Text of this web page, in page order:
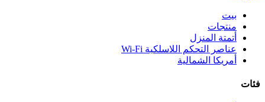
بيت
منتجات
أتمتة المنزل
عناصر التحكم اللاسلكية Wi-Fi
أمريكا الشمالية
فئات